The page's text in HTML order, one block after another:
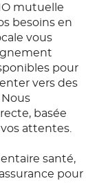
mutuelle
besoins en
vous
pour
vers des
basée
attentes.
santé,
pour